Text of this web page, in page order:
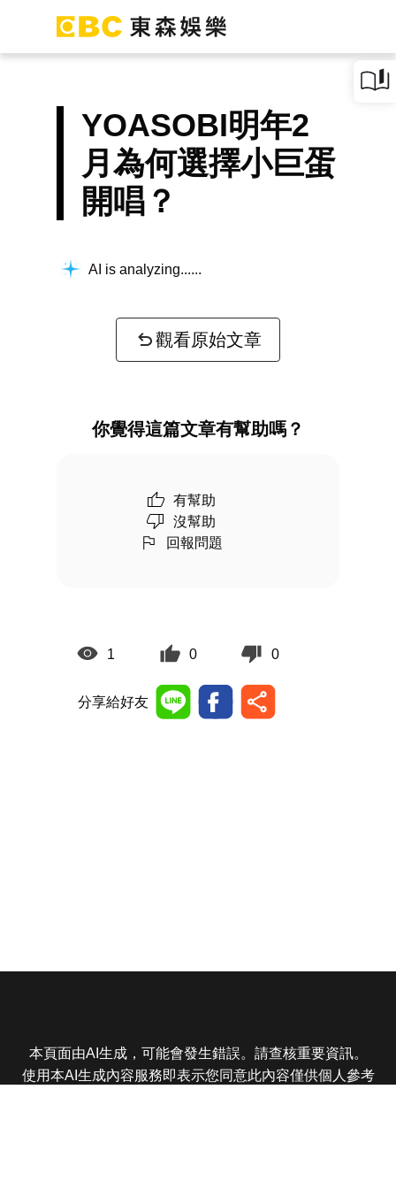
YOASOBI明年2
月為何選擇小巨蛋
開唱？
AI is analyzing...
觀看原始文章
你覺得這篇文章有幫助嗎？
有幫助
沒幫助
回報問題
1 0 0
分享給好友
本頁面由AI生成，可能會發生錯誤。請查核重要資訊。
使用本AI生成內容服務即表示您同意此內容僅供個人參考